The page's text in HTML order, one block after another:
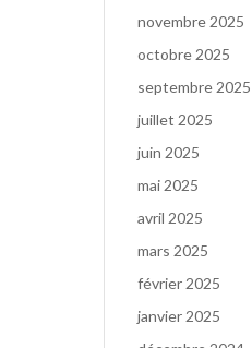
novembre 2025
octobre 2025
septembre 2025
juillet 2025
juin 2025
mai 2025
avril 2025
mars 2025
février 2025
janvier 2025